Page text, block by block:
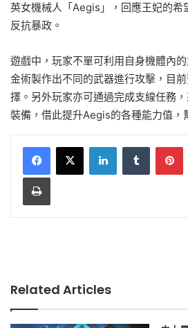
英女機械人「Aegis」，回應王妃的希
反抗暴政。
遊戲中，玩家不單可利用自身機體內
金術製作出不同的武器進行攻擊，目
擇。另外玩家亦可通過完成支線任務
裝備，借此提升Aegis的各種能力值，
LinkedInTumblr
Print
Related Articles